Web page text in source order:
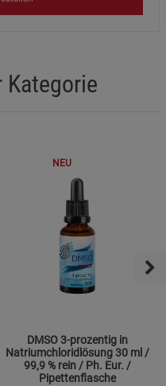
Kategorie
NEU
DMSO 3-prozentig in
Natriumchloridlösung 30 ml /
99,9 % rein / Ph. Eur. /
Pipettenflasche